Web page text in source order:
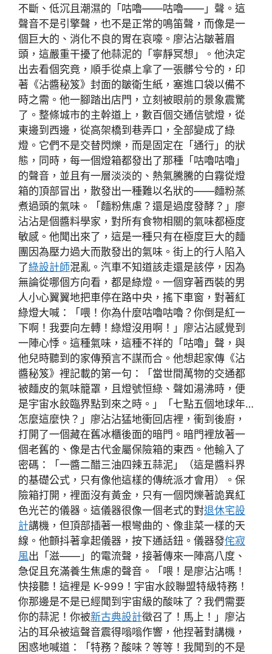
不斷、低沉且潮濕的「咕嚕——咕嚕——」聲。這
聲音不是引擎聲，也不是正常的鳴笛聲，而像是一
個巨大的、消化不良的胃在哀嚎。廖沾沾皺著眉
頭，這嚴重干擾了他蒜泥的「寧靜冥想」。他決定
出去看個究竟，順手從桌上拿了一張髒兮兮的，印
著《沾醬秘笈》封面的皺衛生紙，塞進口袋以備不
時之需。他一腳踏出店門，立刻被眼前的景象震驚
了。整條城市的主幹道上，數百個交通信號燈，從
東邊到西邊，從高架橋到巷弄口，全部變成了綠
燈。它們不是交替閃爍，而是固定在「通行」的狀
態，同時，每一個燈箱都發出了那種「咕嚕咕嚕」
的聲音，並且有一層淡淡的、熱氣騰騰的白霧從燈
箱的頂部冒出，散發出一種難以名狀的——麵粉蒸
煮過頭的氣味。「麵粉焦慮？還是過度發酵？」廖
沾沾是個醬料學家，對所有食物相關的氣味都極度
敏感。他聞出來了，這是一種只有在極度巨大的麵
團因為壓力過大而散發出的氣味。街上的行人陷入
了綠設計師混亂。汽車不知道該走還是該停，因為
無論從哪個方向看，都是綠燈。一個穿著西裝的男
人小心翼翼地把車停在路中央，搖下車窗，對著紅
綠燈大喊：「喂！你為什麼咕嚕咕嚕？你倒是紅一
下啊！我要向左轉！綠燈沒用啊！」廖沾沾感覺到
一陣心悸。這種氣味，這種不祥的「咕嚕」聲，與
他兒時聽到的家傳預言不謀而合。他想起家傳《沾
醬秘笈》裡記載的第一句：「當世間萬物的交通都
被麵皮的氣味籠罩，且燈號恒綠、聲如湯沸時，便
是宇宙水餃臨界點到來之時。」「七點五個地球年…
怎麼這麼快？」廖沾沾猛地衝回店裡，衝到後廚，
打開了一個藏在舊冰櫃後面的暗門。暗門裡放著一
個老舊的、像是古代金屬保險箱的東西。他輸入了
密碼：「一醬二醋三油四辣五蒜泥」（這是醬料界
的基礎公式，只有像他這樣的傳統派才會用）。保
險箱打開，裡面沒有黃金，只有一個閃爍著詭異紅
色光芒的儀器。這儀器很像一個老式的對退休宅設
計講機，但頂部插著一根彎曲的、像韭菜一樣的天
線。他顫抖著拿起儀器，按下通話鈕。儀器發侘寂
風出「滋——」的電流聲，接著傳來一陣高八度、
急促且充滿養生焦慮的聲音。「喂！是廖沾沾嗎！
快接聽！這裡是 K-999！宇宙水餃聯盟特級特務！
你那邊是不是已經聞到宇宙級的酸味了？我們需要
你的蒜泥！你被新古典設計徵召了！馬上！」廖沾
沾的耳朵被這聲音震得嗡嗡作響，他捏著對講機，
困惑地喊道：「特務？酸味？等等！我聞到的不是